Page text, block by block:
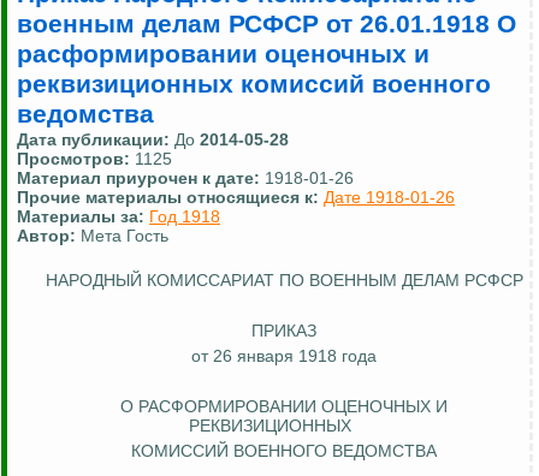
военным делам РСФСР от 26.01.1918 О
расформировании оценочных и
реквизиционных комиссий военного
ведомства
Дата публикации: До 2014-05-28
Просмотров: 1125
Материал приурочен к дате: 1918-01-26
Прочие материалы относящиеся к: Дате 1918-01-26
Материалы за: Год 1918
Автор: Мета Гость
НАРОДНЫЙ КОМИССАРИАТ ПО ВОЕННЫМ ДЕЛАМ РСФСР
ПРИКАЗ
от 26 января 1918 года
О РАСФОРМИРОВАНИИ ОЦЕНОЧНЫХ И
РЕКВИЗИЦИОННЫХ
КОМИССИЙ ВОЕННОГО ВЕДОМСТВА